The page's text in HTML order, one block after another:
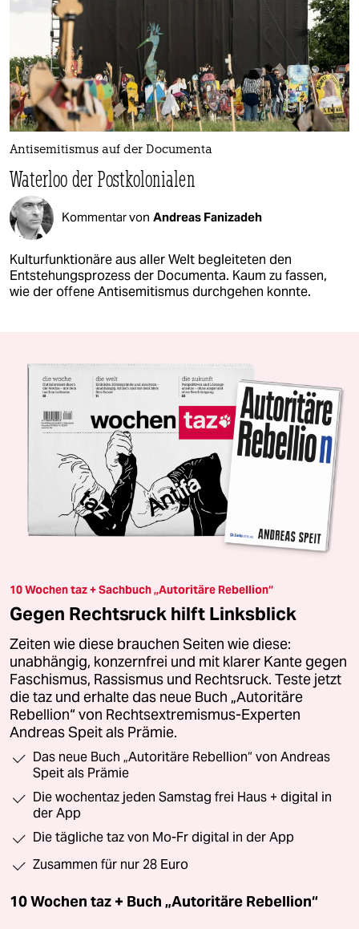
Antisemitismus auf der Documenta
Waterloo der Postkolonialen
Kommentar von Andreas Fanizadeh
Kulturfunktionäre aus aller Welt begleiteten den
Entstehungsprozess der Documenta. Kaum zu fassen,
wie der offene Antisemitismus durchgehen konnte.
10 Wochen taz + Sachbuch „Autoritäre Rebellion“
Gegen Rechtsruck hilft Linksblick
Zeiten wie diese brauchen Seiten wie diese:
unabhängig, konzernfrei und mit klarer Kante gegen
Faschismus, Rassismus und Rechtsruck. Teste jetzt
die taz und erhalte das neue Buch „Autoritäre
Rebellion“ von Rechtsextremismus-Experten
Andreas Speit als Prämie.
Das neue Buch „Autoritäre Rebellion“ von Andreas
Speit als Prämie
Die wochentaz jeden Samstag frei Haus + digital in
der App
Die tägliche taz von Mo-Fr digital in der App
Zusammen für nur 28 Euro
10 Wochen taz + Buch „Autoritäre Rebellion“